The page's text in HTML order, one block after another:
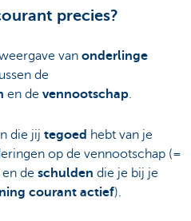
precies?
van onderlinge
de
en de vennootschap.
die jij tegoed hebt van je
op de vennootschap (=
, en de schulden die je bij je
courant actief).